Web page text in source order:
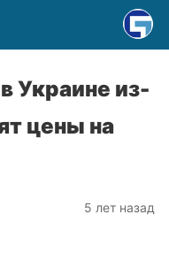
Украине из-
цены на
5 лет назад